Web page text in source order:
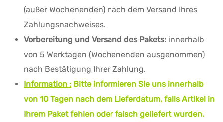
(außer Wochenenden) nach dem Versand Ihres
Zahlungsnachweises.
Vorbereitung und Versand des Pakets: innerhalb
von 5 Werktagen (Wochenenden ausgenommen)
nach Bestätigung Ihrer Zahlung.
Information : Bitte informieren Sie uns innerhalb
von 10 Tagen nach dem Lieferdatum, falls Artikel in
Ihrem Paket fehlen oder falsch geliefert wurden.